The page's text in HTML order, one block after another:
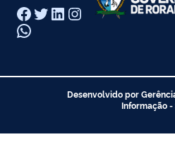
Facebook
Twitter
LinkedIn
Instagram
WhatsApp
Desenvolvido por
Informação -